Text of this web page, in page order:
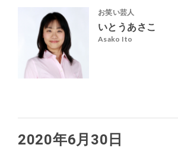
お笑い芸人
いとうあさこ
Asako Ito
2020年6月30日